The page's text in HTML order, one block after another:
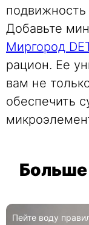
подвижность
Добавьте
Миргород
рацион. Ее
вам не
обеспечить
Больше